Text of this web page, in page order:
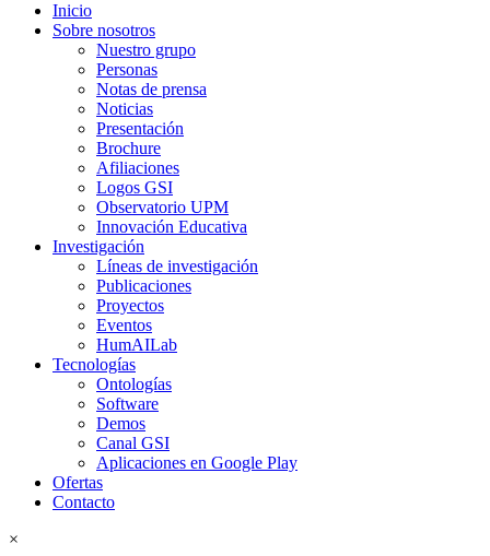
Inicio
Sobre nosotros
Nuestro grupo
Personas
Notas de prensa
Noticias
Presentación
Brochure
Afiliaciones
Logos GSI
Observatorio UPM
Innovación Educativa
Investigación
Líneas de investigación
Publicaciones
Proyectos
Eventos
HumAILab
Tecnologías
Ontologías
Software
Demos
Canal GSI
Aplicaciones en Google Play
Ofertas
Contacto
×